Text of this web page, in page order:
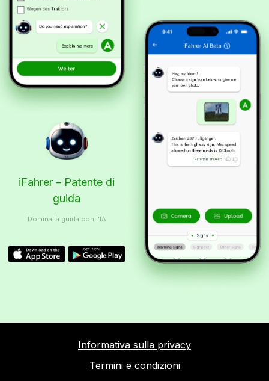
iFahrer – Patente di
guida
Domina la guida con l’IA
Informativa sulla privacy
Termini e condizioni